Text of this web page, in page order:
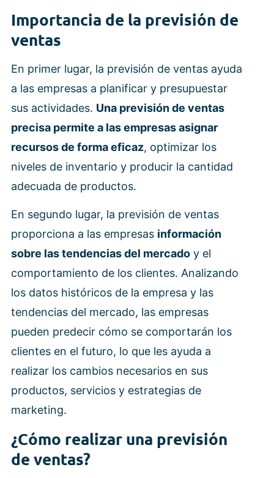
Importancia de la previsión de
ventas
En primer lugar, la previsión de ventas ayuda
a las empresas a planificar y presupuestar
sus actividades. Una previsión de ventas
precisa permite a las empresas asignar
recursos de forma eficaz, optimizar los
niveles de inventario y producir la cantidad
adecuada de productos.
En segundo lugar, la previsión de ventas
proporciona a las empresas información
sobre las tendencias del mercado y el
comportamiento de los clientes. Analizando
los datos históricos de la empresa y las
tendencias del mercado, las empresas
pueden predecir cómo se comportarán los
clientes en el futuro, lo que les ayuda a
realizar los cambios necesarios en sus
productos, servicios y estrategias de
marketing.
¿Cómo realizar una previsión
de ventas?